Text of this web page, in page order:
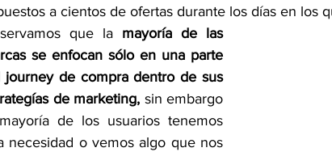
a cientos de ofertas durante los días en los
que la mayoría de las
se enfocan sólo en una parte
journey de compra dentro de sus
de marketing, sin embargo
de los usuarios tenemos
necesidad o vemos algo que nos